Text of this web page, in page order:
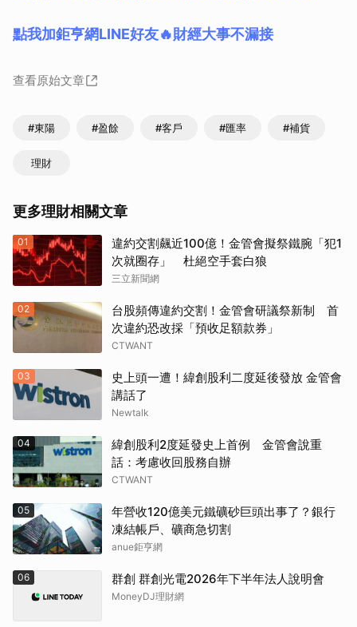
點我加鉅亨網LINE好友🔥財經大事不漏接
查看原始文章
#東陽 #盈餘 #客戶 #匯率 #補貨
理財
更多理財相關文章
01
違約交割飆近100億！金管會擬祭鐵腕「犯1
次就圈存」 杜絕空手套白狼
三立新聞網
02
台股頻傳違約交割！金管會研議祭新制 首
次違約恐改採「預收足額款券」
CTWANT
03
史上頭一遭！緯創股利二度延後發放 金管會
講話了
Newtalk
04
緯創股利2度延發史上首例 金管會說重
話：考慮收回股務自辦
CTWANT
05
年營收120億美元鐵礦砂巨頭出事了？銀行
凍結帳戶、礦商急切割
anue鉅亨網
06 群創 群創光電2026年下半年法人說明會
MoneyDJ理財網